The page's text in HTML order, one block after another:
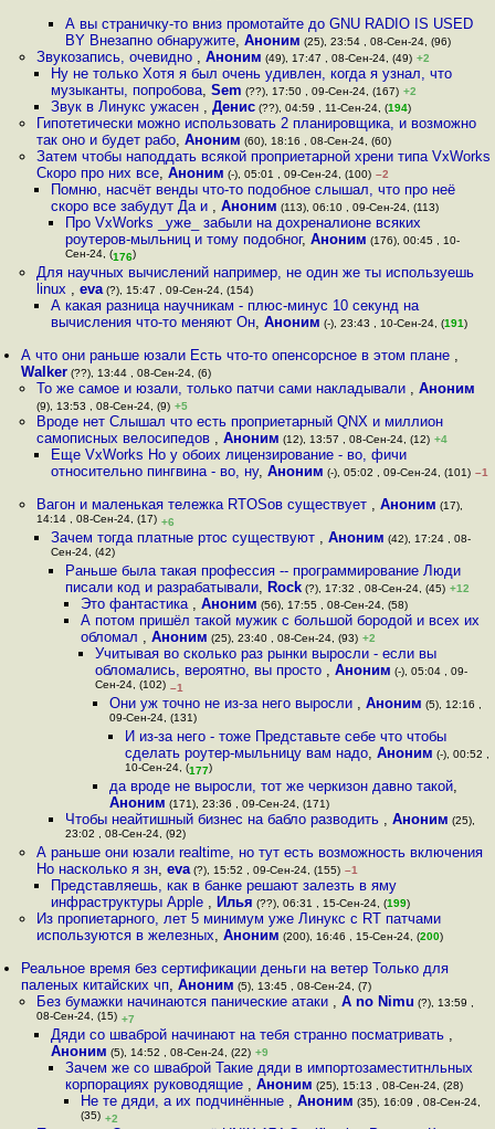
А вы страничку-то вниз промотайте до GNU RADIO IS USED
BY Внезапно обнаружите,Аноним (25), 23:54 , 08-Сен-24, (96)
Звукозапись, очевидно , Аноним (49), 17:47 , 08-Сен-24, (49) +2
Ну не только Хотя я был очень удивлен, когда я узнал, что
музыканты, попробова, Sem (??), 17:50 , 09-Сен-24, (167) +2
Звук в Линукс ужасен , Денис(??), 04:59 , 11-Сен-24, (194)
Гипотетически можно использовать 2 планировщика, и возможно
так оно и будет рабо, Аноним (60), 18:16 , 08-Сен-24, (60)
Затем чтобы наподдать всякой проприетарной хрени типа VxWorks
Скоро про них все, Аноним (-), 05:01 , 09-Сен-24, (100) –2
Помню, насчёт венды что-то подобное слышал, что про неё
скоро все забудут Да и , Аноним (113), 06:10 , 09-Сен-24, (113)
Про VxWorks _уже_ забыли на дохреналионе всяких
роутеров-мыльниц и тому подобног,Аноним (176), 00:45 , 10-
Сен-24, (176)
Для научных вычислений например, не один же ты используешь
linux , eva(?), 15:47 , 09-Сен-24, (154)
А какая разница научникам - плюс-минус 10 секунд на
вычисления что-то меняют Он, Аноним (-), 23:43 , 10-Сен-24, (191)
А что они раньше юзали Есть что-то опенсорсное в этом плане ,
Walker (??), 13:44 , 08-Сен-24, (6)
То же самое и юзали, только патчи сами накладывали , Аноним
(9), 13:53 , 08-Сен-24, (9) +5
Вроде нет Слышал что есть проприетарный QNX и миллион
самописных велосипедов , Аноним (12), 13:57 , 08-Сен-24, (12) +4
Еще VxWorks Но у обоих лицензирование - во, фичи
относительно пингвина - во, ну, Аноним (-), 05:02 , 09-Сен-24, (101) –1
Вагон и маленькая тележка RTOSов существует , Аноним (17),
14:14 , 08-Сен-24, (17) +6
Зачем тогда платные ртос существуют , Аноним (42), 17:24 , 08-
Сен-24, (42)
Раньше была такая профессия -- программирование Люди
писали код и разрабатывали, Rock (?), 17:32 , 08-Сен-24, (45) +12
Это фантастика , Аноним (56), 17:55 , 08-Сен-24, (58)
А потом пришёл такой мужик с большой бородой и всех их
обломал , Аноним (25), 23:40 , 08-Сен-24, (93) +2
Учитывая во сколько раз рынки выросли - если вы
обломались, вероятно, вы просто , Аноним (-), 05:04 , 09-
Сен-24, (102) –1
Они уж точно не из-за него выросли ,Аноним (5), 12:16 ,
09-Сен-24, (131)
И из-за него - тоже Представьте себе что чтобы
сделать роутер-мыльницу вам надо, Аноним (-), 00:52 ,
10-Сен-24, (177)
да вроде не выросли, тот же черкизон давно такой,
Аноним (171), 23:36 , 09-Сен-24, (171)
Чтобы неайтишный бизнес на бабло разводить ,Аноним (25),
23:02 , 08-Сен-24, (92)
А раньше они юзали realtime, но тут есть возможность включения
Но насколько я зн, eva(?), 15:52 , 09-Сен-24, (155) –1
Представляешь, как в банке решают залезть в яму
инфраструктуры Apple , Илья (??), 06:31 , 15-Сен-24, (199)
Из пропиетарного, лет 5 минимум уже Линукс с RT патчами
используются в железных, Аноним (200), 16:46 , 15-Сен-24, (200)
Реальное время без сертификации деньги на ветер Только для
паленых китайских чп,Аноним (5), 13:45 , 08-Сен-24, (7)
Без бумажки начинаются панические атаки , A no Nimu (?), 13:59 ,
08-Сен-24, (15) +7
Дяди со шваброй начинают на тебя странно посматривать ,
Аноним (5), 14:52 , 08-Сен-24, (22) +9
Зачем же со шваброй Такие дяди в импортозаместитнльных
корпорациях руководящие ,Аноним (25), 15:13 , 08-Сен-24, (28)
Не те дяди, а их подчинённые , Аноним (35), 16:09 , 08-Сен-24,
(35) +2